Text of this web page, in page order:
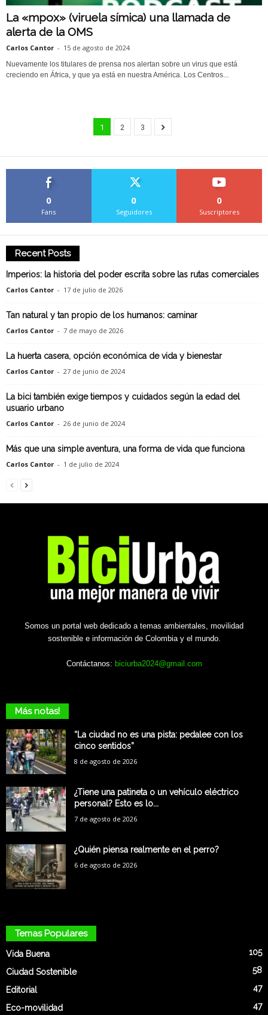
La «mpox» (viruela símica) una llamada de
alerta de la OMS
Carlos Cantor - 15 de agosto de 2024
Nuevamente los titulares de prensa nos alertan sobre un virus que está
creciendo en África, y que ya está en nuestra América. Los Centros...
1 2 3
0
Fans
0
Seguidores
0
Suscriptores
Recent Posts
Imperios: la historia del poder escrita sobre las rutas comerciales
Carlos Cantor - 17 de julio de 2026
Tan natural y tan propio de los humanos: caminar
Carlos Cantor - 7 de mayo de 2026
La huerta casera, opción económica de vida y bienestar
Carlos Cantor - 27 de junio de 2024
La bici también exige tiempos y cuidados según la edad del
usuario urbano
Carlos Cantor - 26 de junio de 2024
Más que una simple aventura, una forma de vida que funciona
Carlos Cantor - 1 de julio de 2024
Somos un portal web dedicado a temas ambientales, movilidad
sostenible e información de Colombia y el mundo.
Contáctanos: biciurba2024@gmail.com
Más notas!
“La ciudad no es una pista: pedalee con los
cinco sentidos”
8 de agosto de 2026
¿Tiene una patineta o un vehículo eléctrico
personal? Esto es lo...
7 de agosto de 2026
¿Quién piensa realmente en el perro?
6 de agosto de 2026
Temas Populares
Vida Buena 105
Ciudad Sostenible 58
Editorial 47
Eco-movilidad 47